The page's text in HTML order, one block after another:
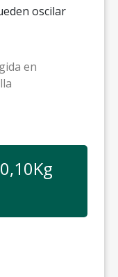
oscilar
en
0,10Kg